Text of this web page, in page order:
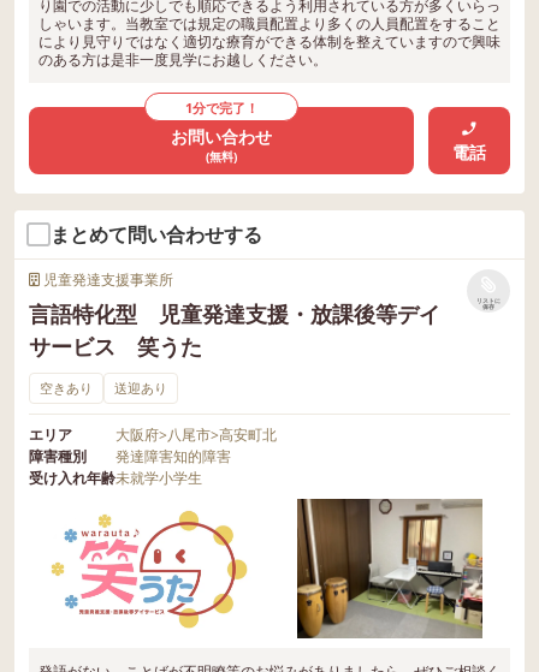
り園での活動に少しでも順応できるよう利用されている方が多くいらっ
しゃいます。当教室では規定の職員配置より多くの人員配置をすること
により見守りではなく適切な療育ができる体制を整えていますので興味
のある方は是非一度見学にお越しください。
1分で完了！
お問い合わせ
(無料) 電話
まとめて問い合わせする
児童発達支援事業所
言語特化型 児童発達支援・放課後等デイ
サービス 笑うた
リストに
保存
空きあり 送迎あり
エリア 大阪府>八尾市>高安町北
障害種別
発達障害知的障害
受け入れ年齢未就学小学生